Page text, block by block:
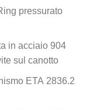
pressurato
in acciaio 904
sul canotto
ETA 2836.2